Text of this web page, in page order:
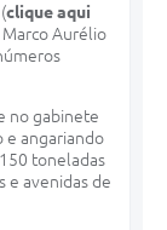
clique aqui
Aurélio
no gabinete
e angariando
toneladas
e avenidas de